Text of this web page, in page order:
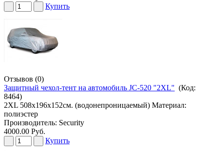
Купить
Отзывов (0)
Защитный чехол-тент на автомобиль JC-520 "2XL" (Код:
8464)
2XL 508х196х152см. (водонепроницаемый) Материал:
полиэстер
Производитель: Security
4000.00 Руб.
Купить